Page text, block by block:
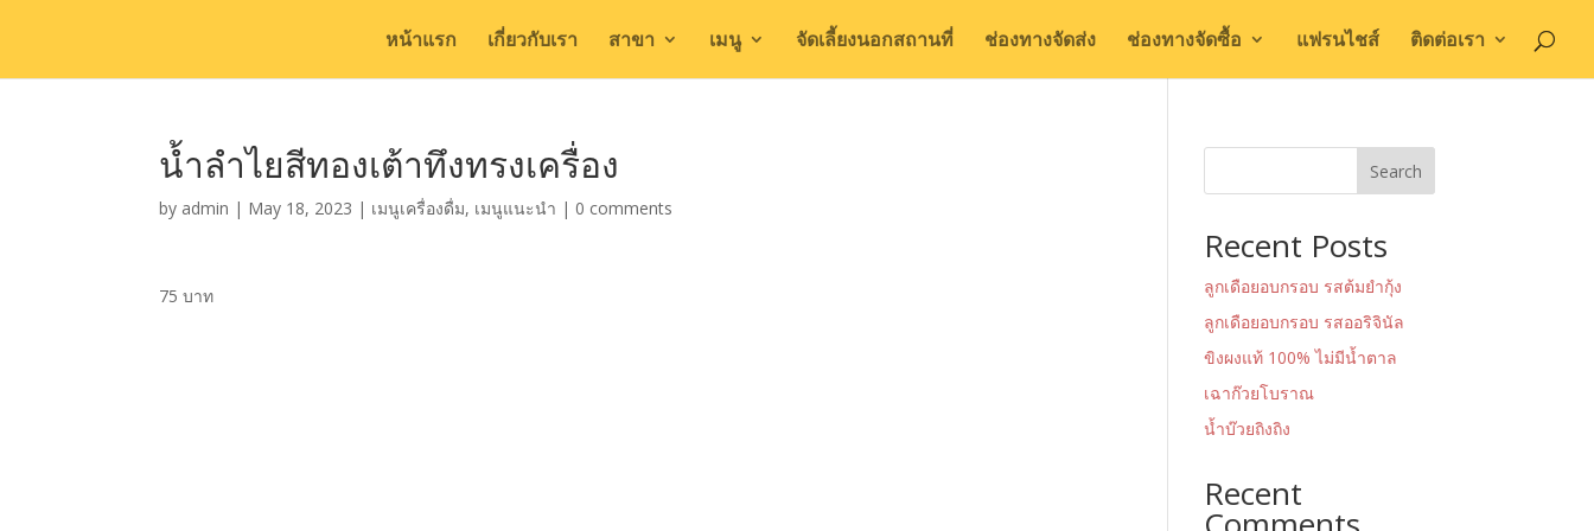
หน้าแรก เกี่ยวกับเรา สาขา เมนู จัดเลี้ยงนอกสถานที่ ช่องทางจัดส่ง ช่องทางจัดซื้อ แฟรนไชส์ ติดต่อเรา
น้ำลำไยสีทองเต้าทึงทรงเครื่อง
by admin | May 18, 2023 | เมนูเครื่องดื่ม, เมนูแนะนำ | 0 comments
75 บาท
Search
Recent Posts
ลูกเดือยอบกรอบ รสต้มยำกุ้ง
ลูกเดือยอบกรอบ รสออริจินัล
ขิงผงแท้ 100% ไม่มีน้ำตาล
เฉาก๊วยโบราณ
น้ำบ๊วยถิงถิง
Recent